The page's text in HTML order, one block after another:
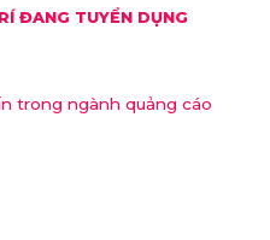
ĐANG TUYỂN DỤNG
trong ngành quảng cáo